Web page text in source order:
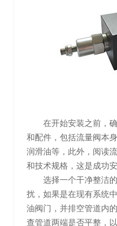
在开始安装之前，
和配件，包括流量阀本
润滑油等，此外，阅读
和技术规格，这是成功
选择一个干净整洁
扰，如果是在现有系统
油阀门，并排空管道内
查管道两端是否平整，